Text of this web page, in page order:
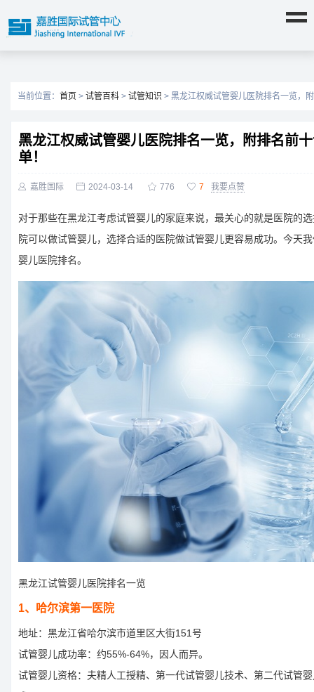
当前位置： 首页 > 试管百科 > 试管知识 > 黑龙江权威试管婴儿医院排名一览，
黑龙江权威试管婴儿医院排名一览，附排名前
单！
 嘉胜国际  2024-03-14  776  7 我要点赞
对于那些在黑龙江考虑试管婴儿的家庭来说，最关心的就是医院的
院可以做试管婴儿，选择合适的医院做试管婴儿更容易成功。今天
婴儿医院排名。
黑龙江试管婴儿医院排名一览
1、哈尔滨第一医院
地址：黑龙江省哈尔滨市道里区大街151号
试管婴儿成功率：约55%-64%，因人而异。
试管婴儿资格：夫精人工授精、第一代试管婴儿技术、第二代试管